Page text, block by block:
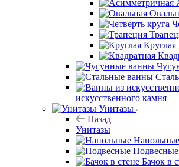
Круглая
искусственного камня
Унитазы
Назад
Унитазы
Напольные
Подвесные
Бачок в